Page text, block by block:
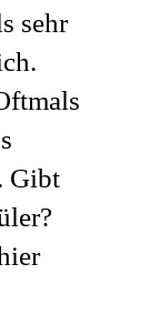
sehr
Gibt